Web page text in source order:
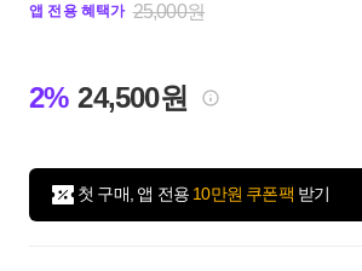
앱 전용 혜택가 25,000원
2% 24,500원
첫 구매, 앱 전용 10만원 쿠폰팩 받기